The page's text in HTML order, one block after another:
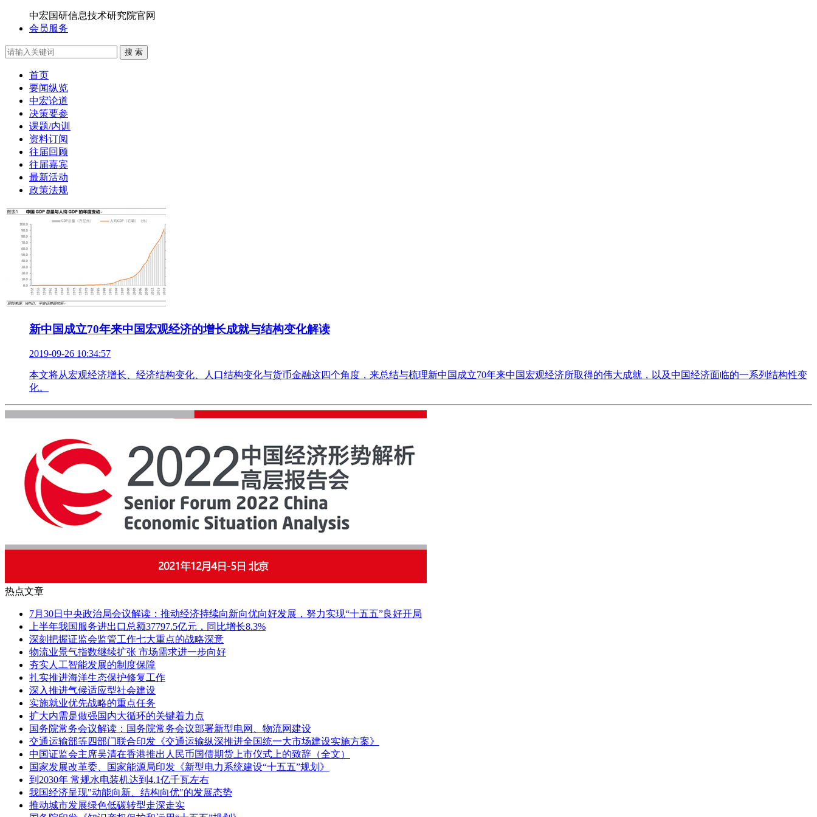
中宏国研信息技术研究院官网
会员服务
搜 索
首页
要闻纵览
中宏论道
决策要参
课题/内训
资料订阅
往届回顾
往届嘉宾
最新活动
政策法规
新中国成立70年来中国宏观经济的增长成就与结构变化解读
2019-09-26 10:34:57
本文将从宏观经济增长、经济结构变化、人口结构变化与货币金融这四个角度，来总结与梳理新中国成立70年来中国宏观经济所取得的伟大成就，以及中国经济面临的一系列结构性变
化。
热点文章
7月30日中央政治局会议解读：推动经济持续向新向优向好发展，努力实现“十五五”良好开局
上半年我国服务进出口总额37797.5亿元，同比增长8.3%
深刻把握证监会监管工作七大重点的战略深意
物流业景气指数继续扩张 市场需求进一步向好
夯实人工智能发展的制度保障
扎实推进海洋生态保护修复工作
深入推进气候适应型社会建设
实施就业优先战略的重点任务
扩大内需是做强国内大循环的关键着力点
国务院常务会议解读：国务院常务会议部署新型电网、物流网建设
交通运输部等四部门联合印发《交通运输纵深推进全国统一大市场建设实施方案》
中国证监会主席吴清在香港推出人民币国债期货上市仪式上的致辞（全文）
国家发展改革委、国家能源局印发《新型电力系统建设“十五五”规划》
到2030年 常规水电装机达到4.1亿千瓦左右
我国经济呈现"动能向新、结构向优"的发展态势
推动城市发展绿色低碳转型走深走实